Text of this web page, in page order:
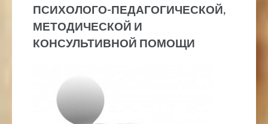
ПСИХОЛОГО-ПЕДАГОГИЧЕСКОЙ,
МЕТОДИЧЕСКОЙ И
КОНСУЛЬТИВНОЙ ПОМОЩИ